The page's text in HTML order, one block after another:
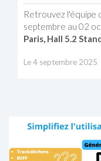
Retrouvez l'équipe
septembre au 02
Paris, Hall 5.2
Le 4 septembre 2025